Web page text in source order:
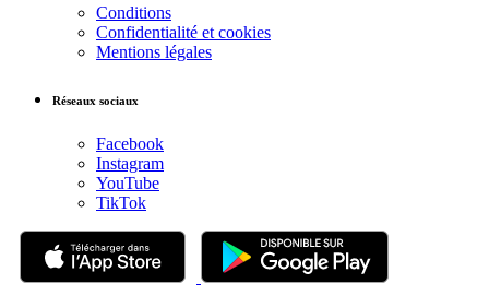
Conditions
Confidentialité et cookies
Mentions légales
Réseaux sociaux
Facebook
Instagram
YouTube
TikTok